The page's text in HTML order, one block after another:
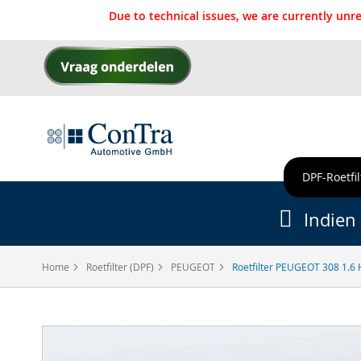
Due to technical issues, we are currently
Ga
naar
inhoud
DPF-
Home Roetfilter (DPF) PEUGEOT Roetfilter PEUGEOT 308 1.6
Indien